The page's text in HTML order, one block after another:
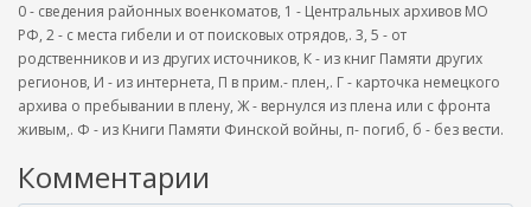
0 - сведения районных военкоматов, 1 - Центральных архивов МО
РФ, 2 - с места гибели и от поисковых отрядов,. 3, 5 - от
родственников и из других источников, К - из книг Памяти других
регионов, И - из интернета, П в прим.- плен,. Г - карточка немецкого
архива о пребывании в плену, Ж - вернулся из плена или с фронта
живым,. Ф - из Книги Памяти Финской войны, п- погиб, б - без вести.
Комментарии